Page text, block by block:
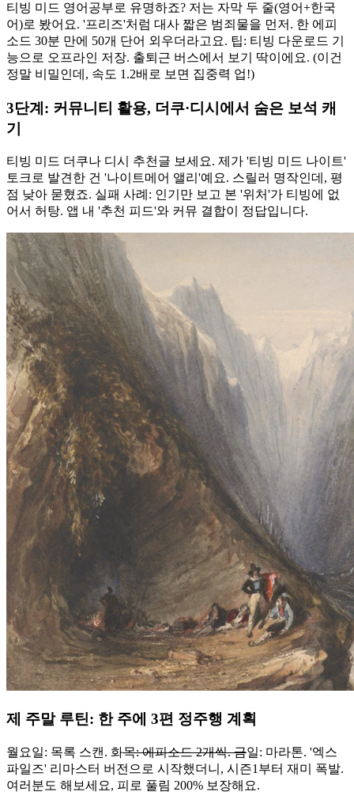
티빙 미드 영어공부로 유명하죠? 저는 자막 두 줄(영어+한국
어)로 봤어요. '프리즈'처럼 대사 짧은 범죄물을 먼저. 한 에피
소드 30분 만에 50개 단어 외우더라고요. 팁: 티빙 다운로드 기
능으로 오프라인 저장. 출퇴근 버스에서 보기 딱이에요. (이건
정말 비밀인데, 속도 1.2배로 보면 집중력 업!)
3단계: 커뮤니티 활용, 더쿠·디시에서 숨은 보석 캐
기
티빙 미드 더쿠나 디시 추천글 보세요. 제가 '티빙 미드 나이트'
토크로 발견한 건 '나이트메어 앨리'예요. 스릴러 명작인데, 평
점 낮아 묻혔죠. 실패 사례: 인기만 보고 본 '위처'가 티빙에 없
어서 허탕. 앱 내 '추천 피드'와 커뮤 결합이 정답입니다.
제 주말 루틴: 한 주에 3편 정주행 계획
월요일: 목록 스캔. 화목: 에피소드 2개씩. 금일: 마라톤. '엑스
파일즈' 리마스터 버전으로 시작했더니, 시즌1부터 재미 폭발.
여러분도 해보세요, 피로 풀림 200% 보장해요.